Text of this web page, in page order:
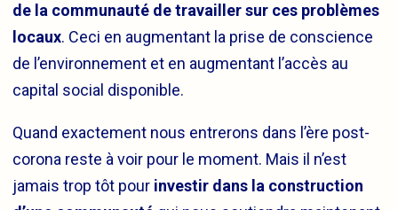
de la communauté de travailler sur ces problèmes
locaux. Ceci en augmentant la prise de conscience
de l’environnement et en augmentant l’accès au
capital social disponible.
Quand exactement nous entrerons dans l’ère post-
corona reste à voir pour le moment. Mais il n’est
jamais trop tôt pour investir dans la construction